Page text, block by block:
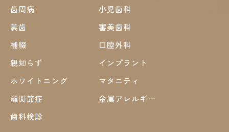
歯周病
小児歯科
義歯
審美歯科
補綴
口腔外科
親知らず
インプラント
ホワイトニング
マタニティ
顎関節症
金属アレルギー
歯科検診